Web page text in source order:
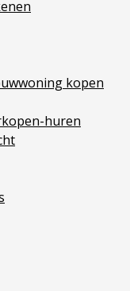
Rijn
kopen
huren